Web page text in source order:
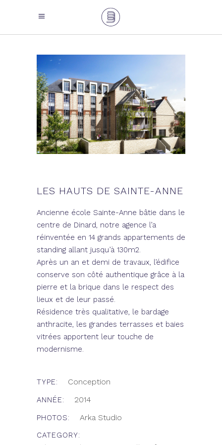
LES HAUTS DE SAINTE-ANNE
Ancienne école Sainte-Anne bâtie dans le
centre de Dinard, notre agence l’a
réinventée en 14 grands appartements de
standing allant jusqu’à 130m2.
Après un an et demi de travaux, l’édifice
conserve son côté authentique grâce à la
pierre et la brique dans le respect des
lieux et de leur passé.
Résidence très qualitative, le bardage
anthracite, les grandes terrasses et baies
vitrées apportent leur touche de
modernisme.
TYPE: Conception
ANNÉE: 2014
PHOTOS: Arka Studio
CATEGORY: